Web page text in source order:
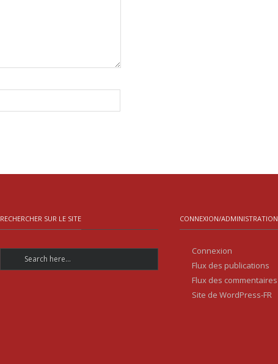
RECHERCHER SUR LE SITE CONNEXION/ADMINISTRATION
Connexion
Flux des publications
Flux des commentaires
Site de WordPress-FR